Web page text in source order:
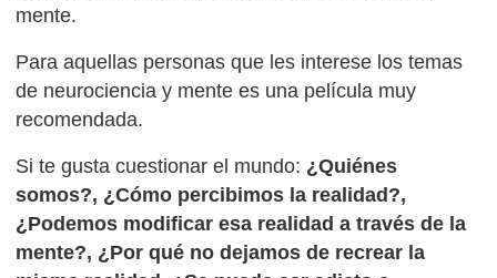
mente.
Para aquellas personas que les interese los temas
de neurociencia y mente es una película muy
recomendada.
Si te gusta cuestionar el mundo: ¿Quiénes
somos?, ¿Cómo percibimos la realidad?,
¿Podemos modificar esa realidad a través de la
mente?, ¿Por qué no dejamos de recrear la